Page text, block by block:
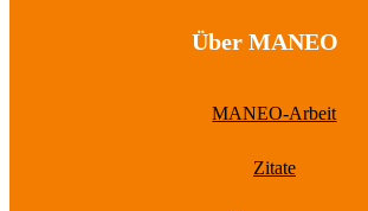
Über MANEO
MANEO-Arbeit
Zitate